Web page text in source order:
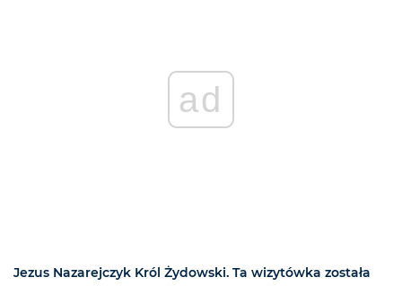
ad
Jezus Nazarejczyk Król Żydowski. Ta wizytówka została